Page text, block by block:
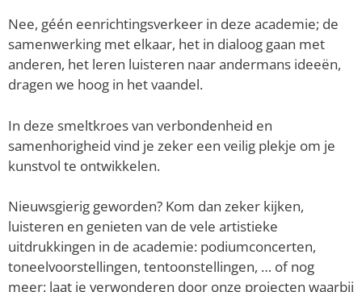
Nee, géén eenrichtingsverkeer in deze academie; de
samenwerking met elkaar, het in dialoog gaan met
anderen, het leren luisteren naar andermans ideeën,
dragen we hoog in het vaandel.
In deze smeltkroes van verbondenheid en
samenhorigheid vind je zeker een veilig plekje om je
kunstvol te ontwikkelen.
Nieuwsgierig geworden? Kom dan zeker kijken,
luisteren en genieten van de vele artistieke
uitdrukkingen in de academie: podiumconcerten,
toneelvoorstellingen, tentoonstellingen, … of nog
meer: laat je verwonderen door onze projecten waarbij